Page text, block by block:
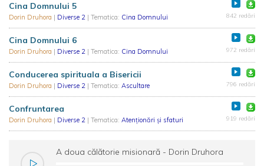
Cina Domnului 5
Dorin Druhora | Diverse 2 | Tematica: Cina Domnului 842 redări
Cina Domnului 6
Dorin Druhora | Diverse 2 | Tematica: Cina Domnului 972 redări
Conducerea spirituala a Bisericii
Dorin Druhora | Diverse 2 | Tematica: Ascultare 796 redări
Confruntarea
Dorin Druhora | Diverse 2 | Tematica: Atenționări și sfaturi 919 redări
A doua călătorie misionară - Dorin Druhora